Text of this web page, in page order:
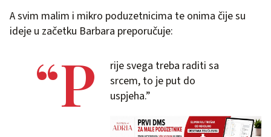
A svim malim i mikro poduzetnicima te onima čije su
ideje u začetku Barbara preporučuje:
“P
rije svega treba raditi sa
srcem, to je put do
uspjeha.”